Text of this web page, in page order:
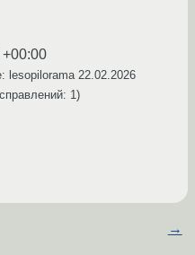
lesopilorama 22.02.2026
1)
→